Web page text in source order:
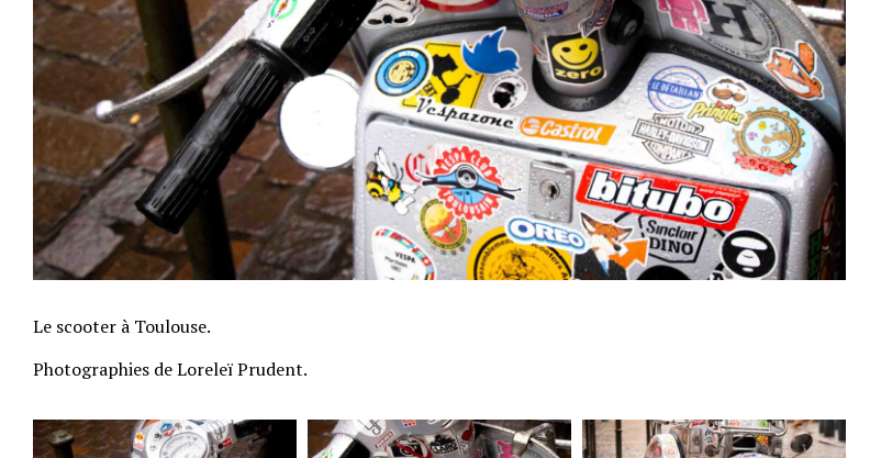
Le scooter à Toulouse.
Photographies de Loreleï Prudent.